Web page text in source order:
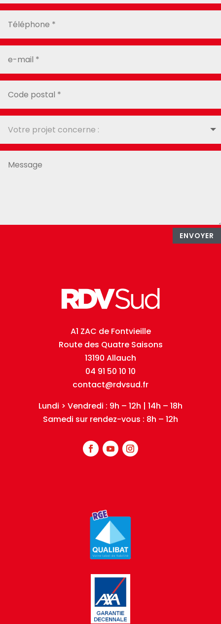
ENVOYER
A1 ZAC de Fontvieille
Route des Quatre Saisons
13190 Allauch
04 91 50 10 10
contact@rdvsud.fr
Lundi > Vendredi : 9h – 12h | 14h – 18h
Samedi sur rendez-vous : 8h – 12h